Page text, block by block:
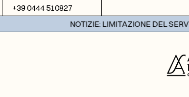
+39 0444 510827
NOTIZIE: LIMITAZIONE DEL